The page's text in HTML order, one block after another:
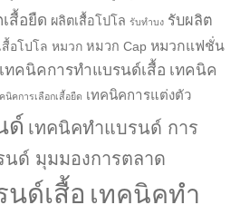
สื้อยืด ผลิตเสื้อโปโล รับทำบง รับผลิต
สื้อโปโล หมวก หมวก Cap หมวกแฟชั่น
เทคนิคการทำแบรนด์เสื้อ เทคนิค
นิคการเลือกเสื้อยืด เทคนิคการแต่งตัว
ด์ เทคนิคทำแบรนด์ การ
นด์ มุมมองการตลาด
ด์เสื้อ เทคนิคทำ